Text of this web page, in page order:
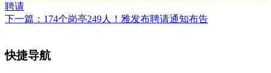
聘请
下一篇： 174个岗亭249人！雅发布聘请通知布告
快捷导航